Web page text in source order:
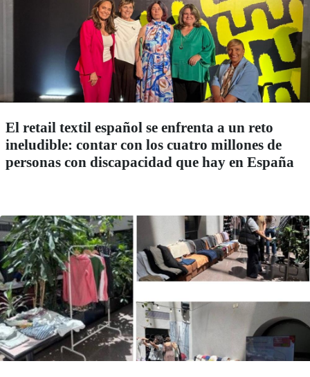
El retail textil español se enfrenta a un reto
ineludible: contar con los cuatro millones de
personas con discapacidad que hay en España